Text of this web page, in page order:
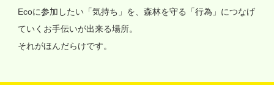
Ecoに参加したい「気持ち」を、森林を守る「行為」につなげ
ていくお手伝いが出来る場所。
それがほんだらけです。